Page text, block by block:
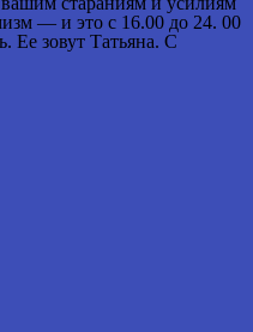
— и это с 16.00 до 24. 00
Ее зовут Татьяна. С